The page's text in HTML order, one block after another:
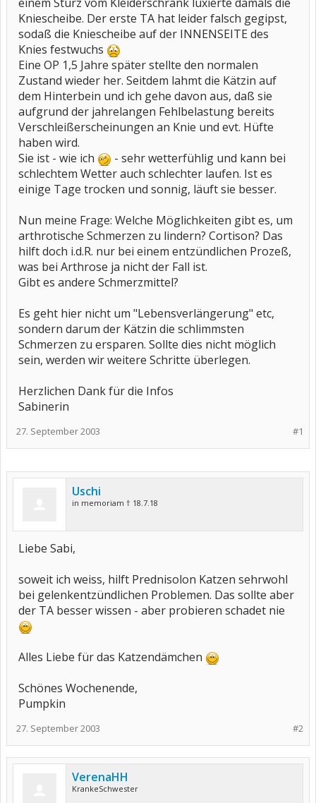
Kniescheibe. Der erste TA hat leider falsch gegipst,
sodaß die Kniescheibe auf der INNENSEITE des
Knies festwuchs
Eine OP 1,5 Jahre später stellte den normalen
Zustand wieder her. Seitdem lahmt die Kätzin auf
dem Hinterbein und ich gehe davon aus, daß sie
aufgrund der jahrelangen Fehlbelastung bereits
Verschleißerscheinungen an Knie und evt. Hüfte
haben wird.
Sie ist - wie ich
- sehr wetterfühlig und kann bei
schlechtem Wetter auch schlechter laufen. Ist es
einige Tage trocken und sonnig, läuft sie besser.
Nun meine Frage: Welche Möglichkeiten gibt es, um
arthrotische Schmerzen zu lindern? Cortison? Das
hilft doch i.d.R. nur bei einem entzündlichen Prozeß,
was bei Arthrose ja nicht der Fall ist.
Gibt es andere Schmerzmittel?
Es geht hier nicht um "Lebensverlängerung" etc,
sondern darum der Kätzin die schlimmsten
Schmerzen zu ersparen. Sollte dies nicht möglich
sein, werden wir weitere Schritte überlegen.
Herzlichen Dank für die Infos
Sabinerin
#1
27. September 2003
Uschi
in memoriam † 18.7.18
Liebe Sabi,
soweit ich weiss, hilft Prednisolon Katzen sehrwohl
bei gelenkentzündlichen Problemen. Das sollte aber
der TA besser wissen - aber probieren schadet nie
Alles Liebe für das Katzendämchen
Schönes Wochenende,
Pumpkin
#2
27. September 2003
VerenaHH
KrankeSchwester